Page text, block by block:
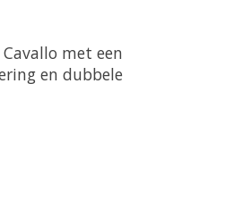
met een
en dubbele
is